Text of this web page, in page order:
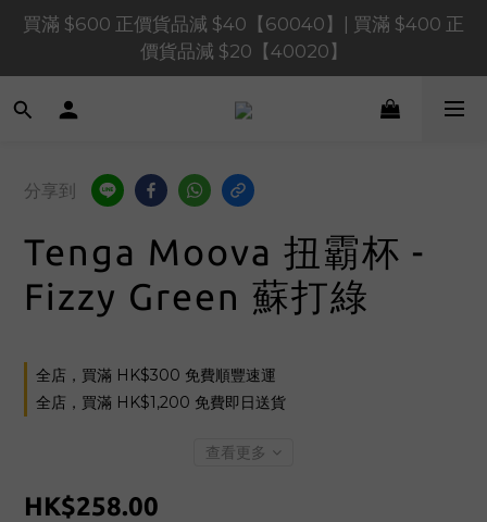
買滿 $1,200 正價貨品減 $120【1200120】| 買滿
$900 正價貨品減 $80！【90080】
買滿 $600 正價貨品減 $40【60040】| 買滿 $400 正
價貨品減 $20【40020】
📢 系統維護通知 – SHOPLINE Payments FPS將於
買滿 $1,200 正價貨品減 $120【1200120】| 買滿
$900 正價貨品減 $80！【90080】
分享到
Tenga Moova 扭霸杯 -
Fizzy Green 蘇打綠
全店，買滿 HK$300 免費順豐速運
全店，買滿 HK$1,200 免費即日送貨
查看更多
HK$258.00